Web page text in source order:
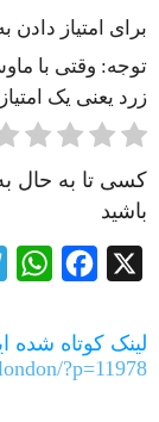
برای امتیاز
توجه: وقتی با
زرد یعنی یک
کسی تا به حال
باشید
X
لینک کوتاه شده
?p=11978